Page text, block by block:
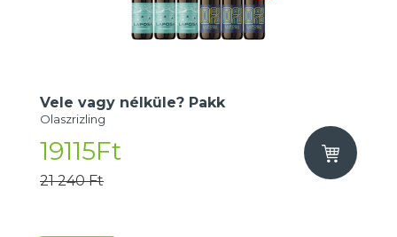
Vele vagy nélküle? Pakk
Olaszrizling
19115Ft
21 240 Ft